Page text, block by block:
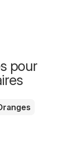
pour